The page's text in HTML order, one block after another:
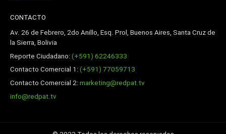
CONTACTO
Av. 26 de Febrero, 2do Anillo, Esq. Prol, Buenos Aires, Santa Cruz de
la Sierra, Bolivia
Reporte Ciudadano:(+591) 62246333
Contacto Comercial 1:(+591) 77059713
Contacto Comercial 2:marketing@redpat.tv
info@redpat.tv